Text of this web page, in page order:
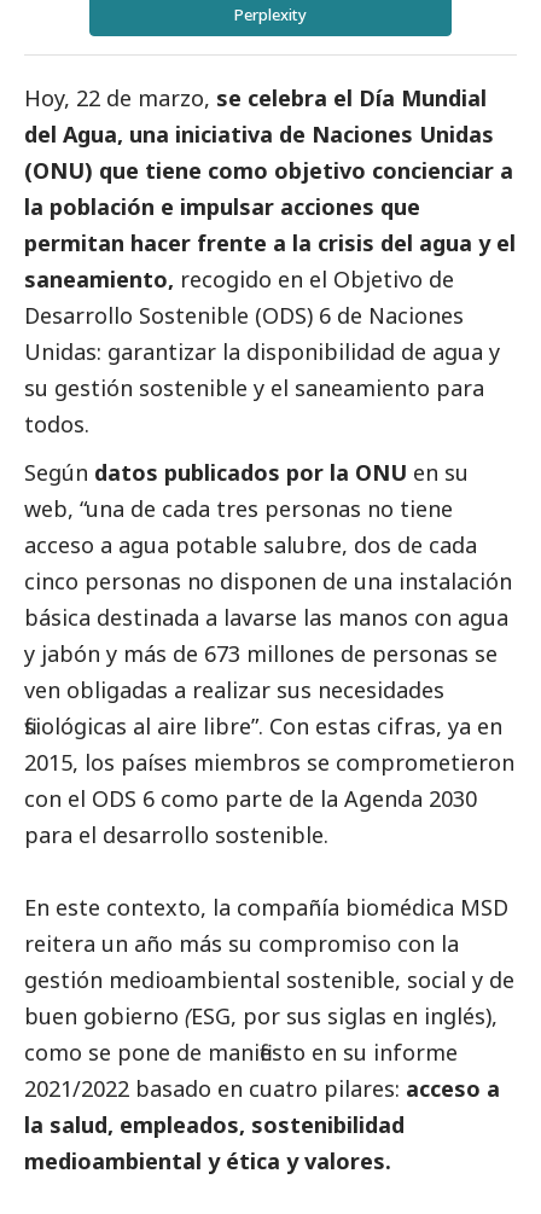
Perplexity
Hoy, 22 de marzo, se celebra el Día Mundial
del Agua, una iniciativa de Naciones Unidas
(ONU) que tiene como objetivo concienciar a
la población e impulsar acciones que
permitan hacer frente a la crisis del agua y el
saneamiento, recogido en el Objetivo de
Desarrollo Sostenible (ODS) 6 de Naciones
Unidas: garantizar la disponibilidad de agua y
su gestión sostenible y el saneamiento para
todos.
Según datos publicados por la ONU en su
web, “una de cada tres personas no tiene
acceso a agua potable salubre, dos de cada
cinco personas no disponen de una instalación
básica destinada a lavarse las manos con agua
y jabón y más de 673 millones de personas se
ven obligadas a realizar sus necesidades
fisiológicas al aire libre”. Con estas cifras, ya en
2015, los países miembros se comprometieron
con el ODS 6 como parte de la Agenda 2030
para el desarrollo sostenible.
En este contexto, la compañía biomédica MSD
reitera un año más su compromiso con la
gestión medioambiental sostenible, social y de
buen gobierno (ESG, por sus siglas en inglés),
como se pone de manifiesto en su informe
2021/2022 basado en cuatro pilares: acceso a
la salud, empleados, sostenibilidad
medioambiental y ética y valores.